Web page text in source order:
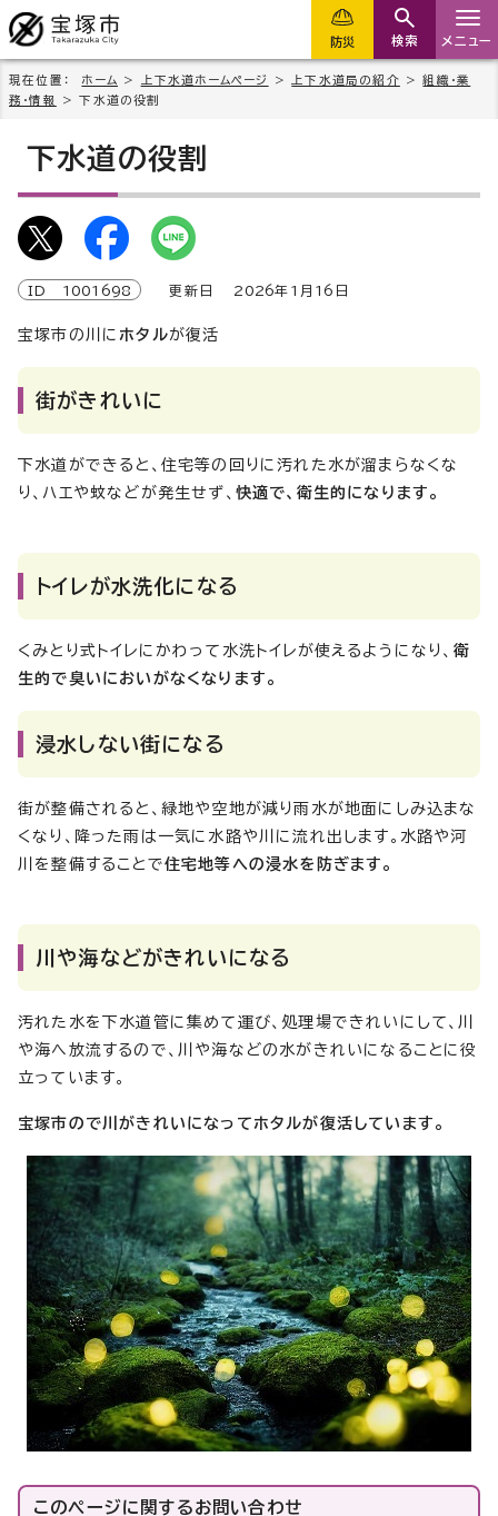
防災 検索 メニュー
現在位置： ホーム > 上下水道ホームページ > 上下水道局の紹介 >組織・業
務・情報
> 下水道の役割
下水道の役割
ID 1001698 更新日 2026年1月 16 日
宝塚市の川にホタルが復活
街がきれいに
下水道ができると、住宅等の回りに汚れた水が溜まらなくな
り、ハエや蚊などが発生せず、 快適で、衛生的になります。
トイレが水洗化になる
くみとり式トイレにかわって水洗トイレが使えるようになり、 衛
生的で臭いにおいがなくなります。
浸水しない街になる
街が整備されると、緑地や空地が減り雨水が地面にしみ込まな
くなり、降った雨は一気に水路や川に流れ出します。水路や河
川を整備することで住宅地等への浸水を防ぎます。
川や海などがきれいになる
汚れた水を下水道管に集めて運び、処理場できれいにして、川
や海へ放流するので、川や海などの水がきれいになることに役
立っています。
宝塚市ので川がきれいになってホタルが復活しています。
このページに関するお問い合わせ